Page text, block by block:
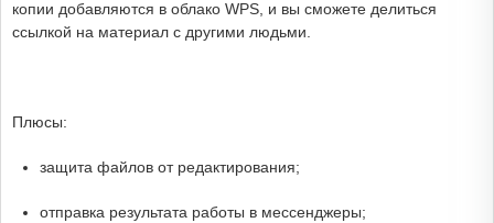
копии добавляются в облако WPS, и вы сможете делиться
ссылкой на материал с другими людьми.
Плюсы:
защита файлов от редактирования;
отправка результата работы в мессенджеры;